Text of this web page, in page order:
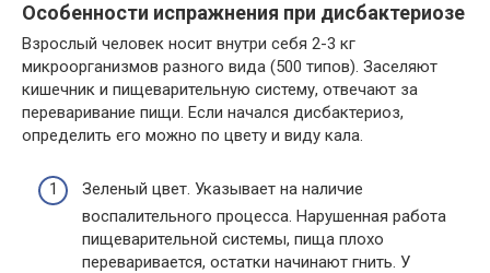
Особенности испражнения при дисбактериозе
Взрослый человек носит внутри себя 2-3 кг
микроорганизмов разного вида (500 типов). Заселяют
кишечник и пищеварительную систему, отвечают за
переваривание пищи. Если начался дисбактериоз,
определить его можно по цвету и виду кала.
Зеленый цвет. Указывает на наличие
воспалительного процесса. Нарушенная работа
пищеварительной системы, пища плохо
переваривается, остатки начинают гнить. У